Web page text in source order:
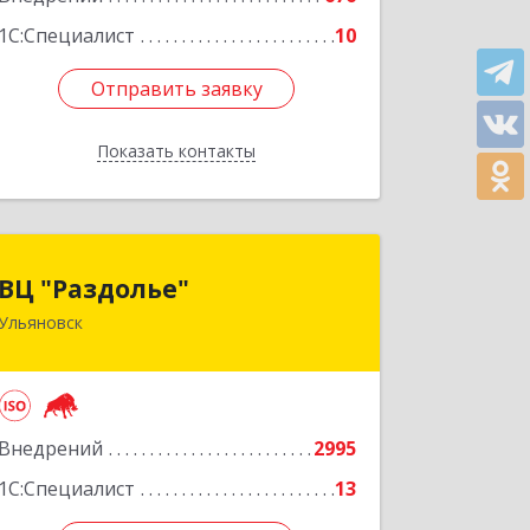
1С:Специалист
10
Отправить заявку
Показать контакты
Подробнее
Отправить заявку
Назад
ВЦ "Раздолье"
Внедрений
2995
1С:Специалист
13
432001, Ульяновская обл, Ульяновск г,